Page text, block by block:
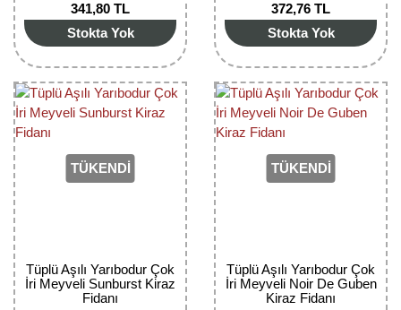
341,80 TL
Stokta Yok
372,76 TL
Stokta Yok
TÜKENDİ
Tüplü Aşılı Yarıbodur Çok
İri Meyveli Sunburst Kiraz
Fidanı
TÜKENDİ
Tüplü Aşılı Yarıbodur Çok
İri Meyveli Noir De Guben
Kiraz Fidanı